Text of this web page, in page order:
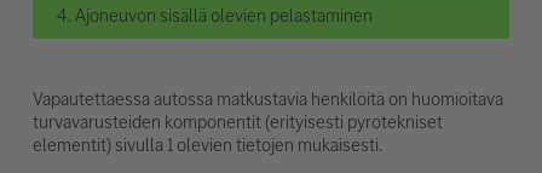
4. Ajoneuvon sisällä olevien pelastaminen
Vapautettaessa autossa matkustavia henkilöitä on huomioitava
turvavarusteiden komponentit (erityisesti pyrotekniset
elementit) sivulla 1 olevien tietojen mukaisesti.